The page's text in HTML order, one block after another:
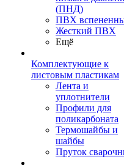
(ПНД)
ПВХ
Жесткий ПВХ
Ещё
Комплектующие к
листовым пластикам
Лента и
уплотнители
Профили для
поликарбоната
Термошайбы и
шайбы
Пруток